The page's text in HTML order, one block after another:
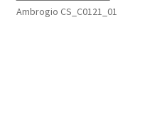
Ambrogio CS_C0121_01